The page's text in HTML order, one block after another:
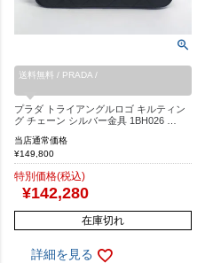
送料無料 / PRADA /
プラダ トライアングルロゴ キルティン
グ チェーン シルバー金具 1BH026 …
当店通常価格
¥149,800
特別価格(税込)
¥142,280
在庫切れ
詳細を見る